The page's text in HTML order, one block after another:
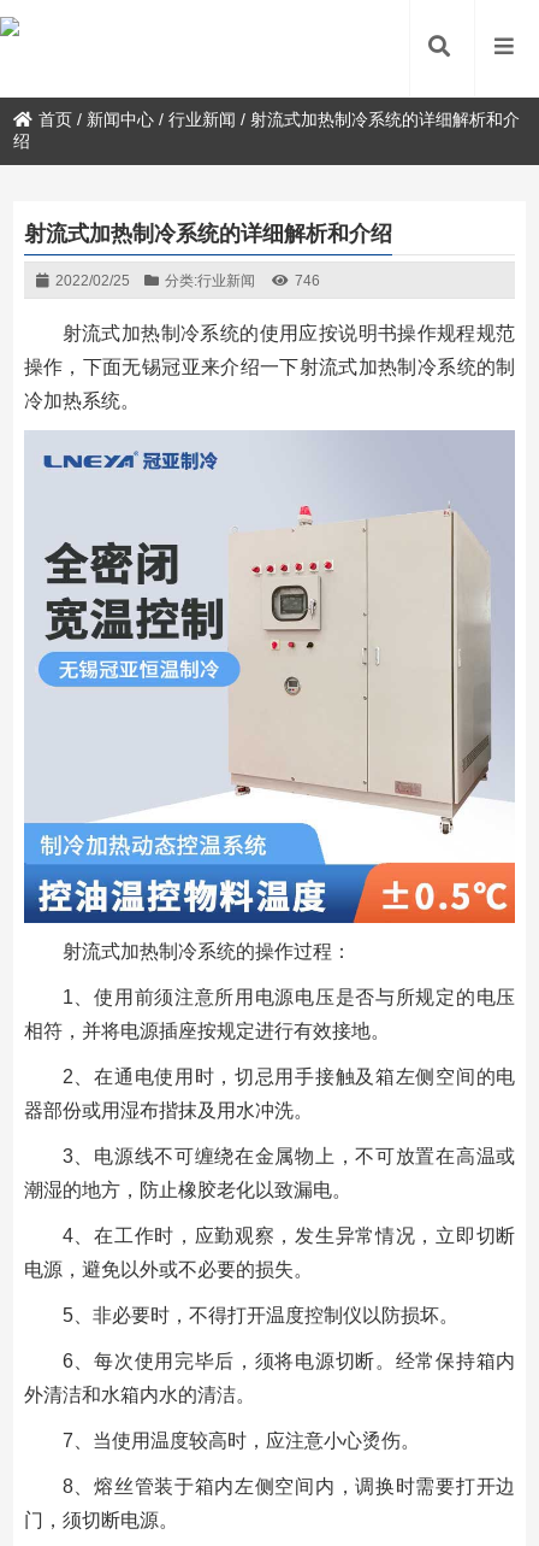
首页 / 新闻中心 /行业新闻 /射流式加热制冷系统的详细解析和介
绍
射流式加热制冷系统的详细解析和介绍
2022/02/25 分类:行业新闻 746
射流式加热制冷系统的使用应按说明书操作规程规范
操作，下面无锡冠亚来介绍一下射流式加热制冷系统的制
冷加热系统。
射流式加热制冷系统的操作过程：
1、使用前须注意所用电源电压是否与所规定的电压
相符，并将电源插座按规定进行有效接地。
2、在通电使用时，切忌用手接触及箱左侧空间的电
器部份或用湿布揩抹及用水冲洗。
3、电源线不可缠绕在金属物上，不可放置在高温或
潮湿的地方，防止橡胶老化以致漏电。
4、在工作时，应勤观察，发生异常情况，立即切断
电源，避免以外或不必要的损失。
5、非必要时，不得打开温度控制仪以防损坏。
6、每次使用完毕后，须将电源切断。经常保持箱内
外清洁和水箱内水的清洁。
7、当使用温度较高时，应注意小心烫伤。
8、熔丝管装于箱内左侧空间内，调换时需要打开边
门，须切断电源。